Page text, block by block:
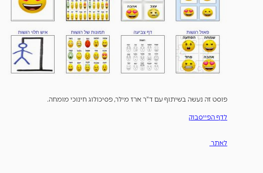
פוסט זה נעשה בשיתוף עם ד"ר ארז מילר, פסיכולוג חינוכי מומחה.
לדף הפייסבוק
לאתר